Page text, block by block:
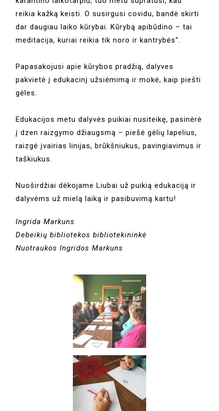
reikia kažką keisti. O susirgusi covidu, bandė skirti
dar daugiau laiko kūrybai. Kūrybą apibūdino – tai
meditacija, kuriai reikia tik noro ir kantrybės“.
Papasakojusi apie kūrybos pradžią, dalyves
pakvietė į edukacinį užsiėmimą ir mokė, kaip piešti
gėles.
Edukacijos metu dalyvės puikiai nusiteikę, pasinėrė
į dzen raizgymo džiaugsmą – piešė gėlių lapelius,
raizgė įvairias linijas, brūkšniukus, pavingiavimus ir
taškiukus.
Nuoširdžiai dėkojame Liubai už puikią edukaciją ir
dalyvėms už mielą laiką ir pasibuvimą kartu!
Ingrida Markuns
Debeikių bibliotekos bibliotekininkė
Nuotraukos Ingridos Markuns